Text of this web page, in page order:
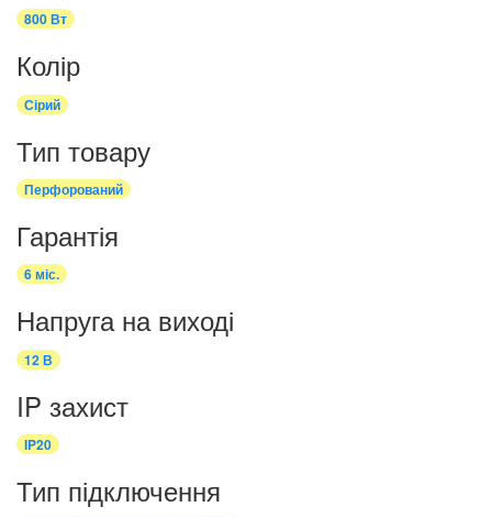
800 Вт
Колір
Сірий
Тип товару
Перфорований
Гарантія
6 міс.
Напруга на виході
12 В
IP захист
IP20
Тип підключення